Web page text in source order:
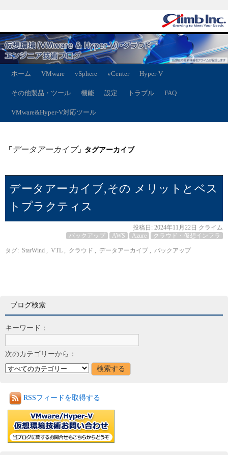
ホーム VMware vSphere vCenter Hyper-V
その他製品・ツール 機能 設定 トラブル FAQ
VMware&Hyper-V対応ツール
「 データアーカイブ」タグアーカイブ
データアーカイブ,その メリットとベス
トプラクティス
投稿日: 2024年11月22日 クライム
バックアップ
AWS Azure クラウド・仮想インフラ
タグ: StarWind VTL クラウド データアーカイブ バックアップ
ブログ検索
キーワード：
次のカテゴリーから：
RSSフィードを取得する